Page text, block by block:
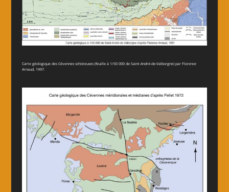
Carte géologique des Cévennes schisteuses (feuille à 1/50 000 de Saint-André-de-Valborgne) par Florence
Arnaud, 1997.